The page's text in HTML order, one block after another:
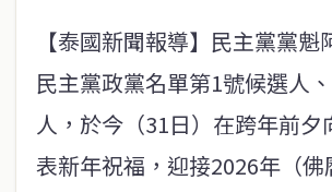
【泰國新聞報導】民主黨黨
民主黨政黨名單第1號候選人
人，於今（31日）在跨年前夕
表新年祝福，迎接2026年（佛